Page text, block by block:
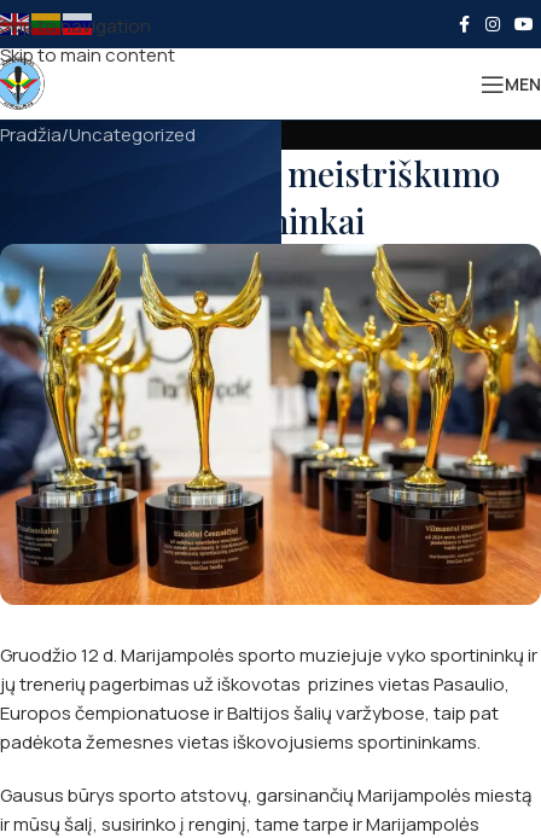
Skip to navigation
Skip to main content
Pradžia Uncategorized
Pagerbti aukšto meistriškumo
sportininkai
Gruodžio 12 d. Marijampolės sporto muziejuje vyko sportininkų ir
jų trenerių pagerbimas už iškovotas prizines vietas Pasaulio,
Europos čempionatuose ir Baltijos šalių varžybose, taip pat
padėkota žemesnes vietas iškovojusiems sportininkams.
Gausus būrys sporto atstovų, garsinančių Marijampolės miestą
ir mūsų šalį, susirinko į renginį, tame tarpe ir Marijampolės